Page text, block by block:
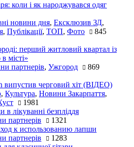
коли і як народжувався одяг
новини дня, Ексклюзив ЗД,
, Публікації, ТОП, Фото 845
перший житловий квартал із
місті»
партнерів, Ужгород 869
випустив черговий хіт (ВІДЕО)
, Культура, Новини Закарпаття,
1981
в лікуванні безпліддя
партнерів
1321
к использованию лапши
партнерів
1283